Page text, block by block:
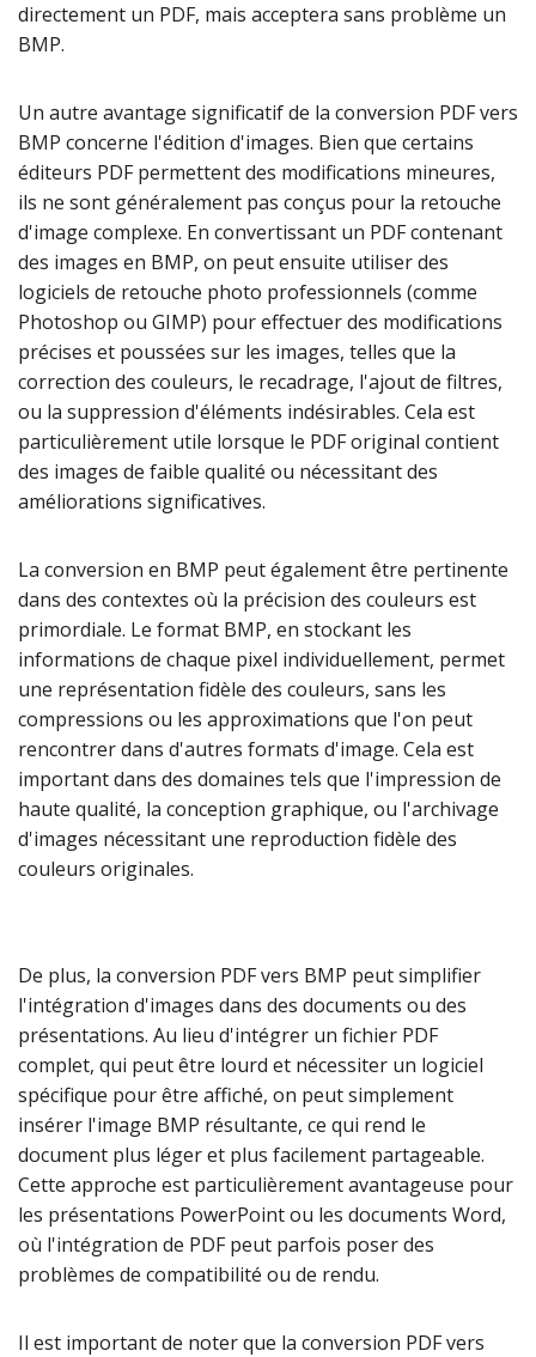
directement un PDF, mais acceptera sans problème un
BMP.
Un autre avantage significatif de la conversion PDF vers
BMP concerne l'édition d'images. Bien que certains
éditeurs PDF permettent des modifications mineures,
ils ne sont généralement pas conçus pour la retouche
d'image complexe. En convertissant un PDF contenant
des images en BMP, on peut ensuite utiliser des
logiciels de retouche photo professionnels (comme
Photoshop ou GIMP) pour effectuer des modifications
précises et poussées sur les images, telles que la
correction des couleurs, le recadrage, l'ajout de filtres,
ou la suppression d'éléments indésirables. Cela est
particulièrement utile lorsque le PDF original contient
des images de faible qualité ou nécessitant des
améliorations significatives.
La conversion en BMP peut également être pertinente
dans des contextes où la précision des couleurs est
primordiale. Le format BMP, en stockant les
informations de chaque pixel individuellement, permet
une représentation fidèle des couleurs, sans les
compressions ou les approximations que l'on peut
rencontrer dans d'autres formats d'image. Cela est
important dans des domaines tels que l'impression de
haute qualité, la conception graphique, ou l'archivage
d'images nécessitant une reproduction fidèle des
couleurs originales.
De plus, la conversion PDF vers BMP peut simplifier
l'intégration d'images dans des documents ou des
présentations. Au lieu d'intégrer un fichier PDF
complet, qui peut être lourd et nécessiter un logiciel
spécifique pour être affiché, on peut simplement
insérer l'image BMP résultante, ce qui rend le
document plus léger et plus facilement partageable.
Cette approche est particulièrement avantageuse pour
les présentations PowerPoint ou les documents Word,
où l'intégration de PDF peut parfois poser des
problèmes de compatibilité ou de rendu.
Il est important de noter que la conversion PDF vers